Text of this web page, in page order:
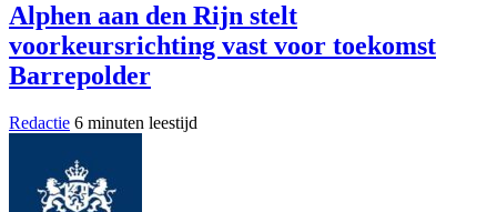
Alphen aan den Rijn stelt
voorkeursrichting vast voor toekomst
Barrepolder
Redactie 6 minuten leestijd